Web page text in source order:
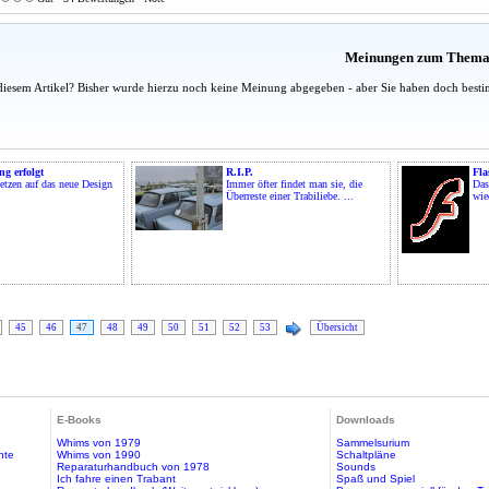
Meinungen zum Thema
Artikel? Bisher wurde hierzu noch keine Meinung abgegeben - aber Sie haben doch
erfolgt
auf das neue Design
R.I.P.
Immer öfter findet man sie, die
Überreste einer Trabiliebe. ...
45 46 47 48 49 50 51 52 53 Übersicht
E-Books
Whims von 1979
Whims von 1990
Reparaturhandbuch von 1978
Ich fahre einen Trabant
Downloads
Sammelsurium
Schaltpläne
Sounds
Spaß und Spiel